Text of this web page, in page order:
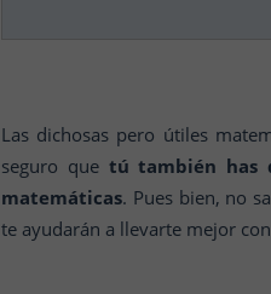
Las dichosas pero útiles
seguro que tú también has
matemáticas. Pues bien, no
te ayudarán a llevarte mejor